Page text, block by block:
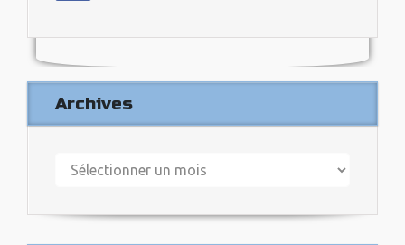
Archives
Archives